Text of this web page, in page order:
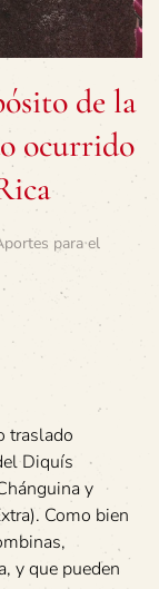
de la
ocurrido
para el
traslado
Diquís
y
Como bien
y que pueden